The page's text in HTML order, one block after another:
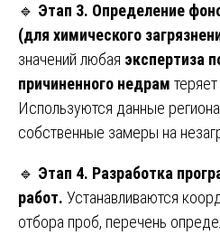
🔹 Этап 3. Определение
(для химического
значений любая экспертиза
причиненного недрам
Используются данные
собственные замеры на
🔹 Этап 4. Разработка
работ. Устанавливаются
отбора проб, перечень